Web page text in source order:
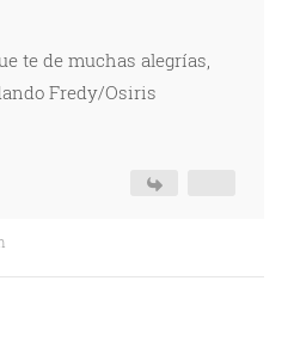
te de muchas alegrías,
Fredy/Osiris